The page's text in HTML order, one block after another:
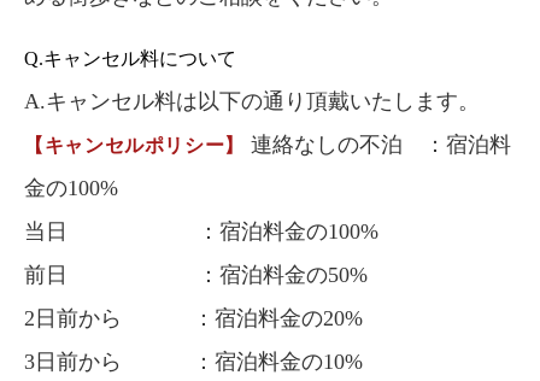
Q.キャンセル料について
A.キャンセル料は以下の通り頂戴いたします。
【キャンセルポリシー】
連絡なしの不泊 ：宿泊料
金の100%
当日 ：宿泊料金の100%
前日 ：宿泊料金の50%
2日前から ：宿泊料金の20%
3日前から ：宿泊料金の10%